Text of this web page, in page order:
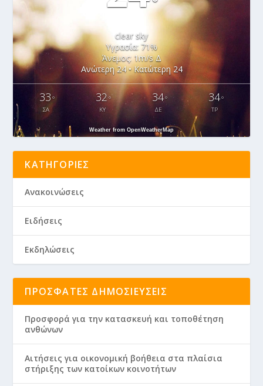
clear sky
Υγρασία: 71%
Άνεμος: 1m/s Δ
Ανώτερη 24 • Κατώτερη 24
33 °
ΣΑ
32°
ΚΥ
34°
ΔΕ
34°
ΤΡ
Weather from OpenWeatherMap
ΚΑΤΗΓΟΡΊΕΣ
Ανακοινώσεις
Ειδήσεις
Εκδηλώσεις
ΠΡΌΣΦΑΤΕΣ ΔΗΜΟΣΙΕΎΣΕΙΣ
Προσφορά για την κατασκευή και τοποθέτηση
ανθώνων
Aιτήσεις για οικονομική βοήθεια στα πλαίσια
στήριξης των κατοίκων κοινοτήτων